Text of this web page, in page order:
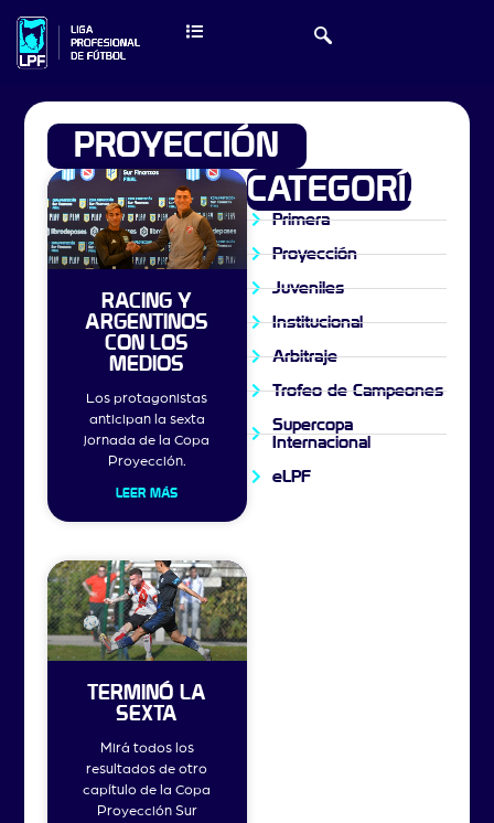
PROYECCIÓN
RACING Y
ARGENTINOS
CON LOS
MEDIOS
Los protagonistas
anticipan la sexta
jornada de la Copa
Proyección.
LEER MÁS
TERMINÓ LA
SEXTA
Mirá todos los
resultados de otro
capítulo de la Copa
Proyección Sur
CATEGORÍAS
Primera
Proyección
Juveniles
Institucional
Arbitraje
Trofeo de Campeones
Supercopa
Internacional
eLPF